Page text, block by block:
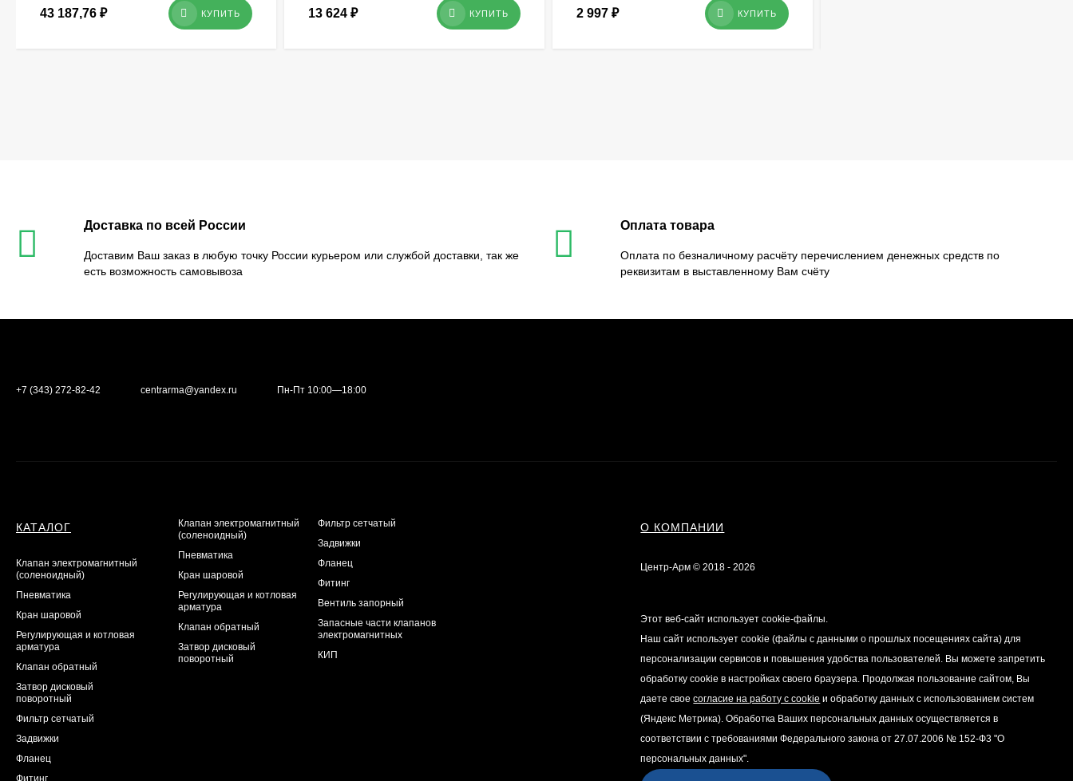
43 187,76 ₽ КУПИТЬ 13 624 ₽ КУПИТЬ 2 997 ₽ КУПИТЬ
Доставка по всей России
Доставим Ваш заказ в любую точку России курьером или службой доставки, так же
есть возможность самовывоза
Оплата товара
Оплата по безналичному расчёту перечислением денежных средств по
реквизитам в выставленному Вам счёту
+7 (343) 272-82-42 centrarma@yandex.ru Пн-Пт 10:00—18:00
КАТАЛОГ
Клапан электромагнитный
(соленоидный)
Пневматика
Кран шаровой
Регулирующая и котловая
арматура
Клапан обратный
Затвор дисковый
поворотный
Фильтр сетчатый
Задвижки
Фланец
Клапан электромагнитный
(соленоидный)
Пневматика
Кран шаровой
Регулирующая и котловая
арматура
Клапан обратный
Затвор дисковый
поворотный
Фильтр сетчатый
Задвижки
Фланец
Фитинг
Вентиль запорный
Запасные части клапанов
электромагнитных
КИП
О КОМПАНИИ
Центр-Арм © 2018 - 2026
Этот веб-сайт использует cookie-файлы.
Наш сайт использует cookie (файлы с данными о прошлых посещениях сайта) для
персонализации сервисов и повышения удобства пользователей. Вы можете запретить
обработку cookie в настройках своего браузера. Продолжая пользование сайтом, Вы
даете своесогласие на работу с cookie и обработку данных с использованием систем
(Яндекс Метрика). Обработка Ваших персональных данных осуществляется в
соответствии с требованиями Федерального закона от 27.07.2006 № 152-Ф3 "О
персональных данных".